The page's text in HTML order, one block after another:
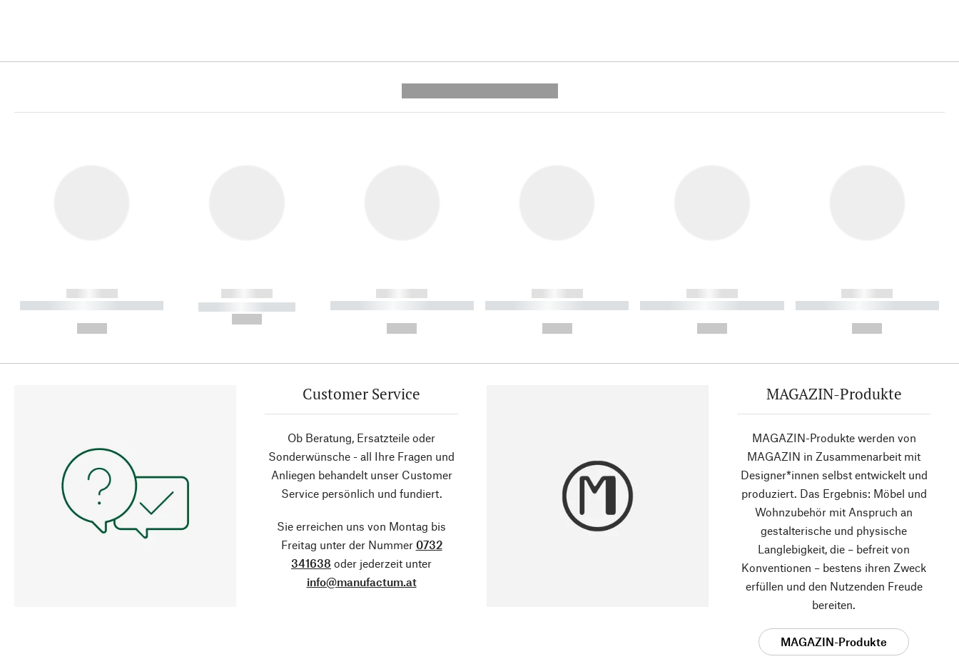
------------
----------- ----------- ----------
------------
----------- -----------
------------
----------- ----------- ----------
------------
----------- ----------- ----------
------------
----------- ----------- ----------
------------
----------- ----------- ----------
Customer Service
Ob Beratung, Ersatzteile oder
Sonderwünsche - all Ihre Fragen und
Anliegen behandelt unser Customer
Service persönlich und fundiert.
Sie erreichen uns von Montag bis
Freitag unter der Nummer 0732
341638 oder jederzeit unter
info@manufactum.at
MAGAZIN-Produkte
MAGAZIN-Produkte werden von
MAGAZIN in Zusammenarbeit mit
Designer*innen selbst entwickelt und
produziert. Das Ergebnis: Möbel und
Wohnzubehör mit Anspruch an
gestalterische und physische
Langlebigkeit, die – befreit von
Konventionen – bestens ihren Zweck
erfüllen und den Nutzenden Freude
bereiten.
MAGAZIN-Produkte